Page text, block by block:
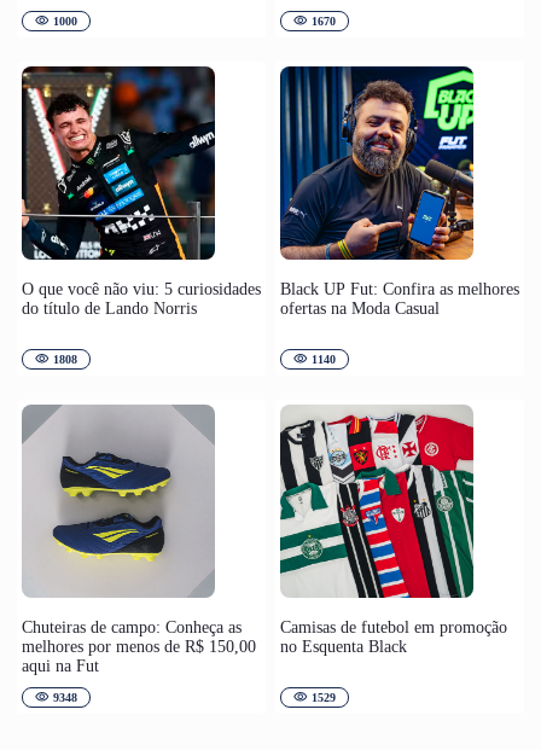
1000 1670
O que você não viu: 5 curiosidades
do título de Lando Norris
1808
Black UP Fut: Confira as melhores
ofertas na Moda Casual
1140
Chuteiras de campo: Conheça as
melhores por menos de R$ 150,00
aqui na Fut
9348
Camisas de futebol em promoção
no Esquenta Black
1529